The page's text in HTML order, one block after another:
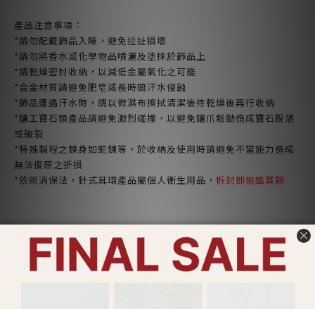
產品注意事項：
*請勿配戴飾品入睡，避免拉扯損壞
*請勿將香水或化學物品噴灑及塗抹於飾品上
*請乾燥密封收納，以減低金屬氧化之可能
*合金材質請避免肥皂或長時間汗水侵蝕
*飾品遭遇汗水時，請以微濕布擦拭清潔後待乾燥後再行收納
*鑲工寶石類產品請避免激烈碰撞，以避免鑲爪鬆動造成寶石脫落
或破裂
*特殊製程之鍊身如蛇鍊等，於收納及使用時請避免不當施力造成
無法復原之折損
*依照消保法，針式耳環產品屬個人衛生用品， 拆封即無鑑賞期
ADDITIONAL DETAILS